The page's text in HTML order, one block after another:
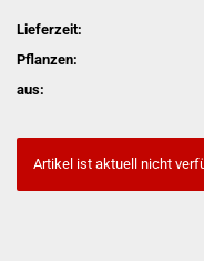
Lieferzeit:
Pflanzen:
aus:
Artikel ist aktuell nicht